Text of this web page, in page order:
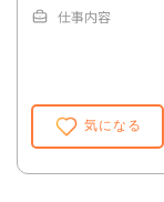
気になる
仕事内容